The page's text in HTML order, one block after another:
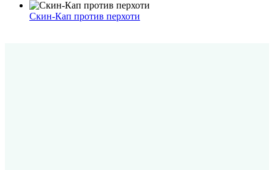
Скин-Кап против перхоти